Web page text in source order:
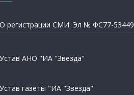
О регистрации СМИ: Эл № ФС77-53449
Устав АНО "ИА "Звезда"
Устав газеты "ИА "Звезда"